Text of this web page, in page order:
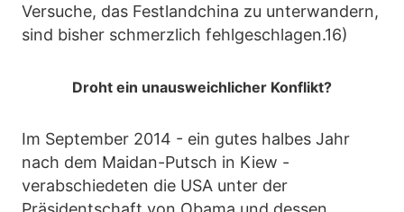
Versuche, das Festlandchina zu unterwandern,
sind bisher schmerzlich fehlgeschlagen.16)
Droht ein unausweichlicher Konflikt?
Im September 2014 - ein gutes halbes Jahr
nach dem Maidan-Putsch in Kiew -
verabschiedeten die USA unter der